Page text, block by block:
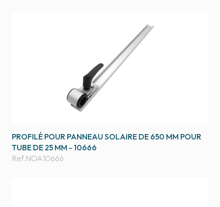
PROFILÉ POUR PANNEAU SOLAIRE DE 650 MM POUR
TUBE DE 25 MM - 10666
Ref.NOA10666